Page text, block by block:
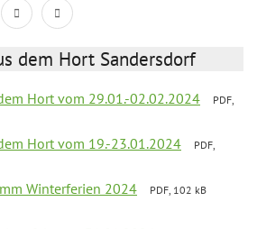
dem Hort Sandersdorf
Hort vom 29.01.-02.02.2024
PDF,
Hort vom 19.-23.01.2024
PDF,
Winterferien 2024
PDF, 102 kB